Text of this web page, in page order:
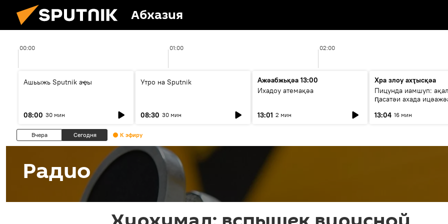
Абхазия
00:00 01:00 02:00
Ашьыжь Sputnik аҿы
08:00 30 мин
Утро на Sputnik
08:30 30 мин
Ажәабжьқәа 13:00
Ихадоу атемақәа
13:01 2 мин
Хра злоу ахҭысқәа
Пицунда иамшуп:
ԥасатәи ахада
13:04 16 мин
Вчера Сегодня К эфиру
Радио